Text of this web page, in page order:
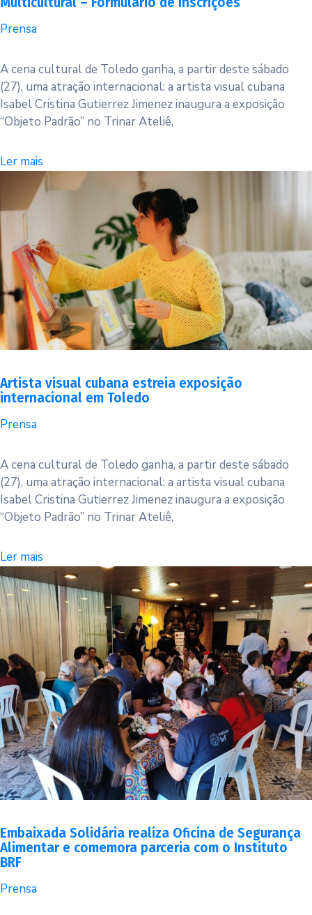
Prensa
A cena cultural de Toledo ganha, a partir deste sábado
(27), uma atração internacional: a artista visual cubana
Isabel Cristina Gutierrez Jimenez inaugura a exposição
“Objeto Padrão” no Trinar Ateliê,
Ler mais
Artista visual cubana estreia exposição
internacional em Toledo
Prensa
A cena cultural de Toledo ganha, a partir deste sábado
(27), uma atração internacional: a artista visual cubana
Isabel Cristina Gutierrez Jimenez inaugura a exposição
“Objeto Padrão” no Trinar Ateliê,
Ler mais
Embaixada Solidária realiza Oficina de Segurança
Alimentar e comemora parceria com o Instituto
BRF
Prensa